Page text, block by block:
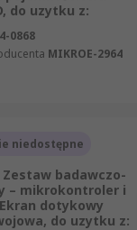
do uzytku z:
0868
MIKROE-2964
niedostępne
badawczo-
– mikrokontroler i
dotykowy
do uzytku z: